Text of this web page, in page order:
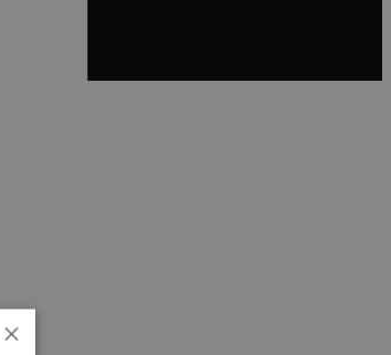
×